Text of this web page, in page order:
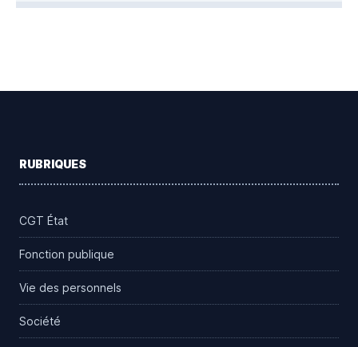
RUBRIQUES
CGT État
Fonction publique
Vie des personnels
Société